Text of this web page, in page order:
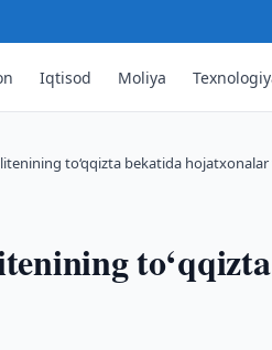
Iqtisod Moliya
to‘qqizta bekatida